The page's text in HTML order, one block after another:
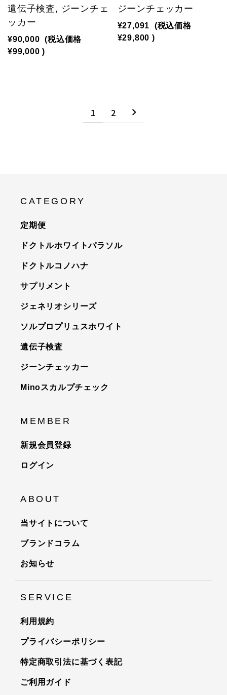
遺伝子検査, ジーンチェ
ッカー
¥90,000 (税込価格
¥99,000 )
ジーンチェッカー
¥27,091
(税込価格
¥29,800 )
1 2
CATEGORY
定期便
ドクトルホワイトパラソル
ドクトルコノハナ
サプリメント
ジェネリオシリーズ
ソルプロプリュスホワイト
遺伝子検査
ジーンチェッカー
Minoスカルプチェック
MEMBER
新規会員登録
ログイン
ABOUT
当サイトについて
ブランドコラム
お知らせ
SERVICE
利用規約
プライバシーポリシー
特定商取引法に基づく表記
ご利用ガイド